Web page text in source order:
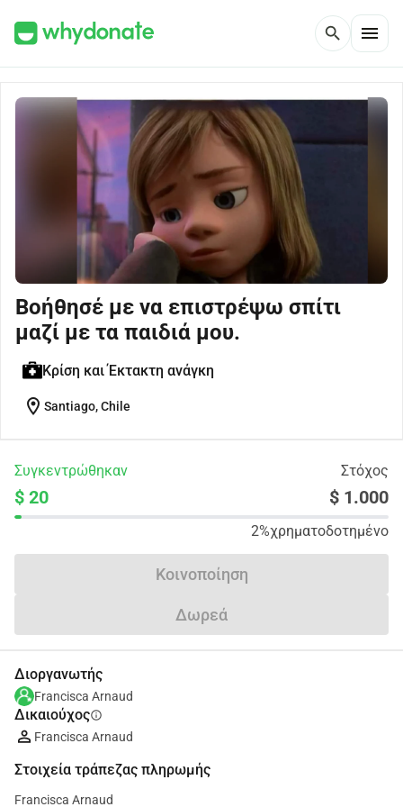
search menu
Βοήθησέ με να επιστρέψω σπίτι
μαζί με τα παιδιά μου.
Κρίση και Έκτακτη ανάγκη
location_on Santiago, Chile
Συγκεντρώθηκαν Στόχος
$ 20 $ 1.000
2%χρηματοδοτημένο
Κοινοποίηση
Δωρεά
Διοργανωτής
Francisca Arnaud
Δικαιούχοςinfo
Francisca Arnaud
Στοιχεία τράπεζας πληρωμής
Francisca Arnaud